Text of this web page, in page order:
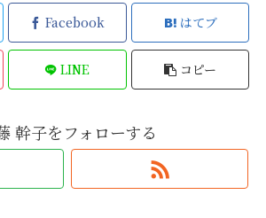
Facebook はてブ
LINE コピー
幹子をフォローする